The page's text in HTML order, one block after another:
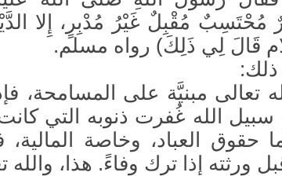
مُحْتَسِبٌ مُقْبِلٌ غَيْرُ مُدْبِرٍ، إِلا
قَالَ لِي ذَلِكَ) رواه مسلم.
ذلك:
تعالى مبنيَّة على المسامحة،
الله غُفرت ذنوبه التي كانت
حقوق العباد، وخاصة المالية،
ورثته إذا ترك وفاءً. هذا، والله